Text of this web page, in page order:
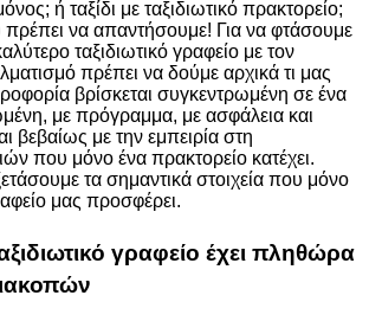
ή ταξίδι με ταξιδιωτικό πρακτορείο;
πρέπει να απαντήσουμε! Για να φτάσουμε
ταξιδιωτικό γραφείο με τον
πρέπει να δούμε αρχικά τι μας
βρίσκεται συγκεντρωμένη σε ένα
με πρόγραμμα, με ασφάλεια και
βεβαίως με την εμπειρία στη
που μόνο ένα πρακτορείο κατέχει.
τα σημαντικά στοιχεία που μόνο
μας προσφέρει.
γραφείο έχει πληθώρα